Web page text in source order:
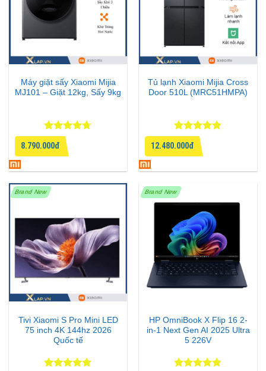
Máy giặt sấy Xiaomi Mijia
MJ101 – Giặt 12kg, Sấy 9kg
Được xếp
hạng4.67
5 sao
8.790.000đ
Tủ lạnh Xiaomi Mijia Cross
Door 510L (MRC51HMPA)
Được xếp
hạng
55
sao
12.480.000đ
Brand New
Tivi Xiaomi S Pro Mini LED
75 inch 4K 144hz 2026
Quốc tế
Brand New
HP OmniBook X Flip 16 2-
in-1 Next Gen AI 2025 Ultra
5 226V